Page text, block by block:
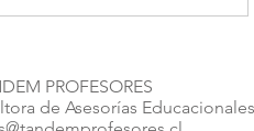
PROFESORES
de Asesorías